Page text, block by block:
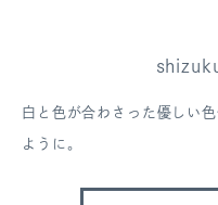
白と色が合わさった優しい
ように。